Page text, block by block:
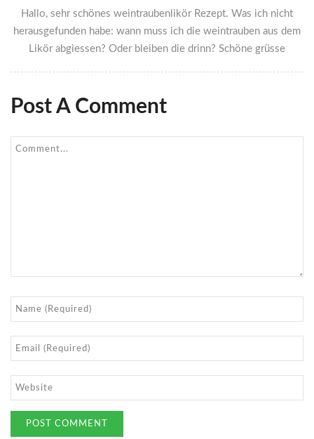
Hallo, sehr schönes weintraubenlikör Rezept. Was ich nicht
herausgefunden habe: wann muss ich die weintrauben aus dem
Likör abgiessen? Oder bleiben die drinn? Schöne grüsse
Post A Comment